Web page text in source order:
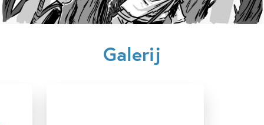
Verschijningsdatum: 21-07-2025
9 – 12 jaar
Actie & avontuur
Galerij